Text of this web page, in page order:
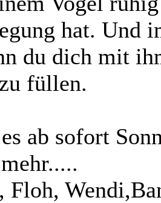
hat. Und
du dich mit
füllen.
ab sofort
Floh,